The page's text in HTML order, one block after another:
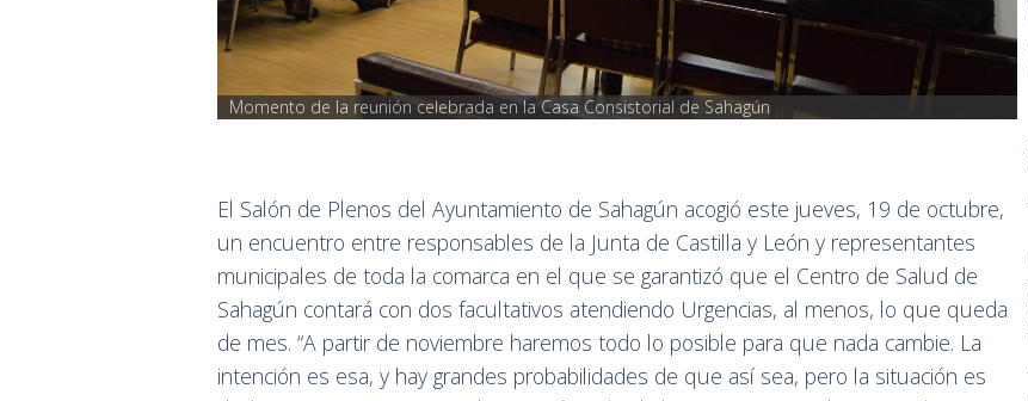
Momento de la reunión celebrada en la Casa Consistorial de Sahagún
El Salón de Plenos del Ayuntamiento de Sahagún acogió este jueves, 19 de octubre,
un encuentro entre responsables de la Junta de Castilla y León y representantes
municipales de toda la comarca en el que se garantizó que el Centro de Salud de
Sahagún contará con dos facultativos atendiendo Urgencias, al menos, lo que queda
de mes. “A partir de noviembre haremos todo lo posible para que nada cambie. La
intención es esa, y hay grandes probabilidades de que así sea, pero la situación es